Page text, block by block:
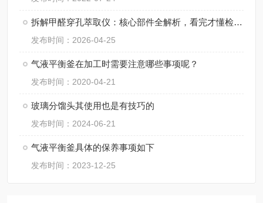
拆解甲醛穿孔萃取仪：核心部件全解析，看完才懂检测“硬核”在哪
发布时间：2026-04-25
气液平衡釜在加工时需要注意哪些事项呢？
发布时间：2020-04-21
玻璃分馏头其使用也是有技巧的
发布时间：2024-06-21
气液平衡釜具体的保养事项如下
发布时间：2023-12-25